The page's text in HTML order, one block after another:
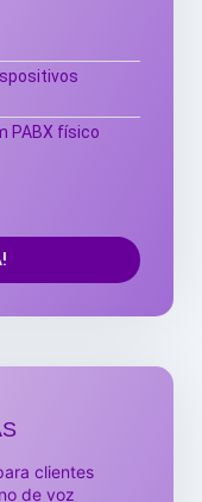
PABX físico
clientes
de voz